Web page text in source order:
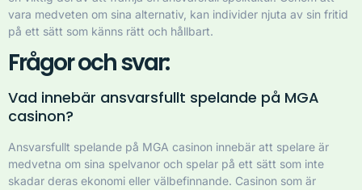
vara medveten om sina alternativ, kan individer njuta av sin fritid
på ett sätt som känns rätt och hållbart.
Frågor och svar:
Vad innebär ansvarsfullt spelande på MGA
casinon?
Ansvarsfullt spelande på MGA casinon innebär att spelare är
medvetna om sina spelvanor och spelar på ett sätt som inte
skadar deras ekonomi eller välbefinnande. Casinon som är